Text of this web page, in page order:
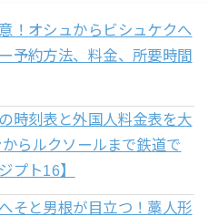
！オシュからビシュケクへ
予約方法、料金、所要時間
時刻表と外国人料金表を大
らルクソールまで鉄道で
プト16】
そと男根が目立つ！藁人形